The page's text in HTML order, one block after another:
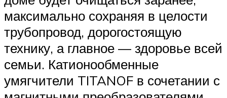
максимально сохраняя в целости
трубопровод, дорогостоящую
технику, а главное — здоровье всей
семьи. Катионообменные
умягчители TITANOF в сочетании с